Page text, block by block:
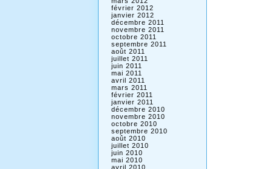
février 2012
janvier 2012
décembre 2011
novembre 2011
octobre 2011
septembre 2011
août 2011
juillet 2011
juin 2011
mai 2011
avril 2011
mars 2011
février 2011
janvier 2011
décembre 2010
novembre 2010
octobre 2010
septembre 2010
août 2010
juillet 2010
juin 2010
mai 2010
avril 2010